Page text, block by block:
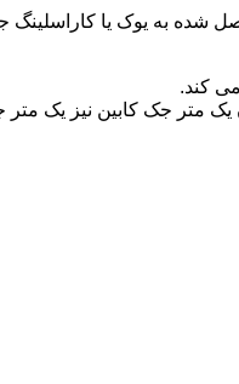
شده به یوک یا
کند.
متر جک کابین نیز یک